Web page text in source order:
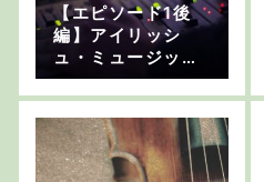
【エピソード1後
編】アイリッシ
ュ・ミュージッ
ク・ストリーズ